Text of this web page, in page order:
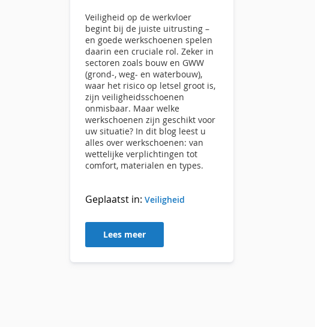
Veiligheid op de werkvloer
begint bij de juiste uitrusting –
en goede werkschoenen spelen
daarin een cruciale rol. Zeker in
sectoren zoals bouw en GWW
(grond-, weg- en waterbouw),
waar het risico op letsel groot is,
zijn veiligheidsschoenen
onmisbaar. Maar welke
werkschoenen zijn geschikt voor
uw situatie? In dit blog leest u
alles over werkschoenen: van
wettelijke verplichtingen tot
comfort, materialen en types.
Geplaatst in: Veiligheid
Lees meer